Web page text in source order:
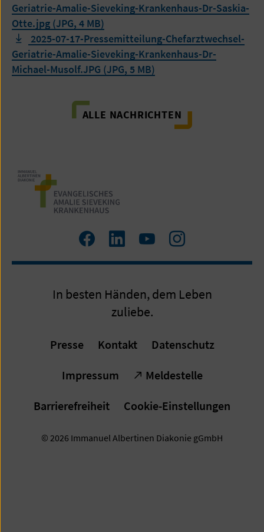
Geriatrie-Amalie-Sieveking-Krankenhaus-Dr-Saskia-
Otte.jpg (JPG, 4 MB)
2025-07-17-Pressemitteilung-Chefarztwechsel-
Geriatrie-Amalie-Sieveking-Krankenhaus-Dr-
Michael-Musolf.JPG (JPG, 5 MB)
ALLE NACHRICHTEN
Zum
Facebook
Zum
LinkedIn
Zum
YouTube
Zum
Instagram
In besten Händen, dem Leben
zuliebe.
Presse Kontakt Datenschutz
Impressum Meldestelle
Barrierefreiheit Cookie-Einstellungen
© 2026 Immanuel Albertinen Diakonie gGmbH